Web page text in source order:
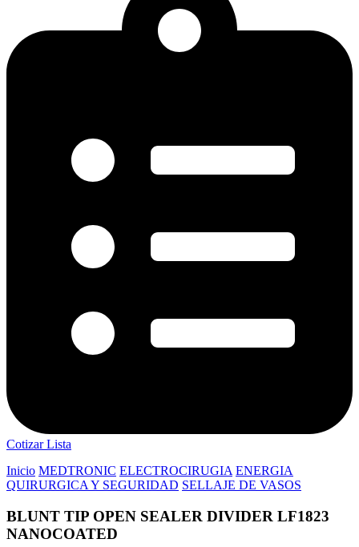
Cotizar Lista
Inicio MEDTRONIC ELECTROCIRUGIA ENERGIA
QUIRURGICA Y SEGURIDAD SELLAJE DE VASOS
BLUNT TIP OPEN SEALER DIVIDER LF1823
NANOCOATED